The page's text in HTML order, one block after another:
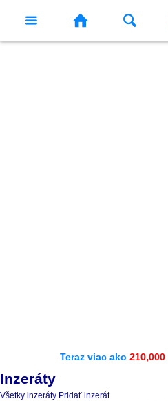
Teraz viac ako 210,000
Inzeráty
Všetky inzeráty Pridať inzerát